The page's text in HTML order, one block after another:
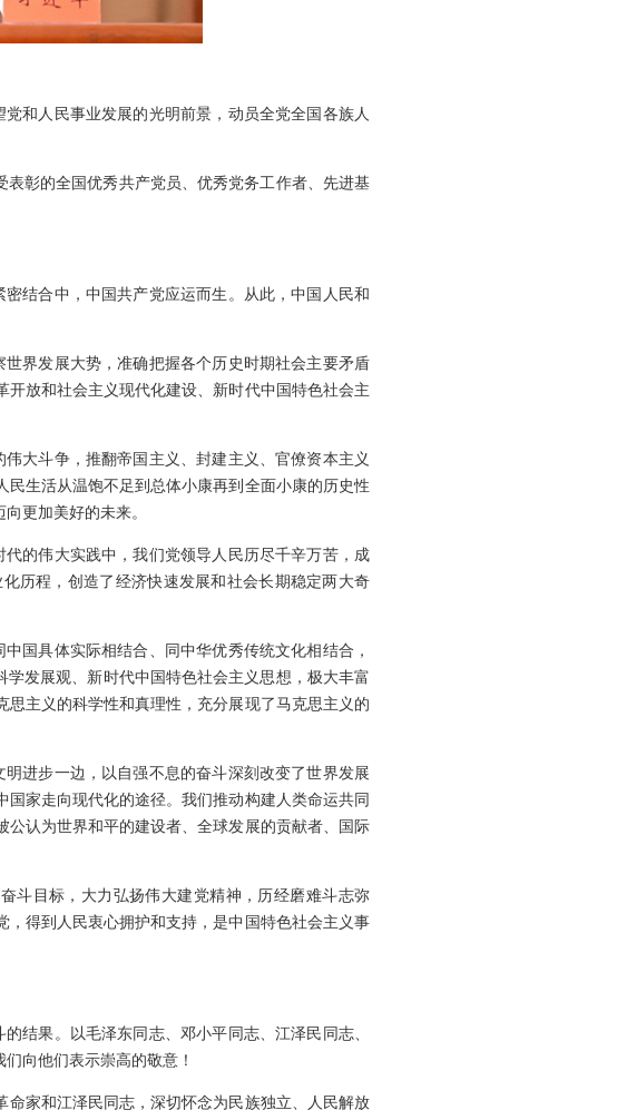
和人民事业发展的光明前景，动员全党全国各族人
彰的全国优秀共产党员、优秀党务工作者、先进基
结合中，中国共产党应运而生。从此，中国人民和
界发展大势，准确把握各个历史时期社会主要矛盾
放和社会主义现代化建设、新时代中国特色社会主
大斗争，推翻帝国主义、封建主义、官僚资本主义
生活从温饱不足到总体小康再到全面小康的历史性
更加美好的未来。
的伟大实践中，我们党领导人民历尽千辛万苦，成
历程，创造了经济快速发展和社会长期稳定两大奇
国具体实际相结合、同中华优秀传统文化相结合，
发展观、新时代中国特色社会主义思想，极大丰富
主义的科学性和真理性，充分展现了马克思主义的
进步一边，以自强不息的奋斗深刻改变了世界发展
家走向现代化的途径。我们推动构建人类命运共同
认为世界和平的建设者、全球发展的贡献者、国际
斗目标，大力弘扬伟大建党精神，历经磨难斗志弥
得到人民衷心拥护和支持，是中国特色社会主义事
结果。以毛泽东同志、邓小平同志、江泽民同志、
向他们表示崇高的敬意！
家和江泽民同志，深切怀念为民族独立、人民解放